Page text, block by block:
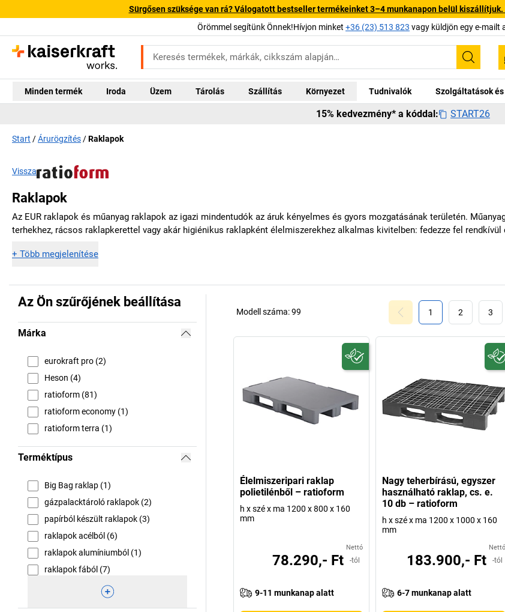
Sürgősen szüksége van rá? Válogatott bestseller termékeinket 3–4 munkanapon belül
Örömmel segítünk Önnek!Hívjon minket +36 (23) 513 823 vagy küldjön egy e-mailt
Minden termék Iroda Üzem Tárolás Szállítás Környezet Tudnivalók Szolgáltatások
15% kedvezmény* a kóddal: START26
Start Árurögzítés Raklapok
Vissza
Raklapok
Az EUR raklapok és műanyag raklapok az igazi mindentudók az áruk kényelmes és gyors mozgatásának területén.
terhekhez, rácsos raklapkerettel vagy akár higiénikus raklapként élelmiszerekhez alkalmas kivitelben: fedezze fel
+ Több megjelenítése
Az Ön szűrőjének beállítása
Márka
eurokraft pro (2)
Heson (4)
ratioform (81)
ratioform economy (1)
ratioform terra (1)
Terméktípus
Big Bag raklap (1)
gázpalacktároló raklapok (2)
papírból készült raklapok (3)
raklapok acélból (6)
raklapok alumíniumból (1)
raklapok fából (7)
1 2 3
Modell száma:99
Élelmiszeripari raklap
polietilénből – ratioform
h x szé x ma 1200 x 800 x 160
mm
Nettó
78.290,- Ft -tól
9-11 munkanap alatt
Nagy teherbírású, egyszer
használható raklap, cs. e.
10 db – ratioform
h x szé x ma 1200 x 1000 x 160
mm
Nettó
183.900,- Ft -tól
6-7 munkanap alatt